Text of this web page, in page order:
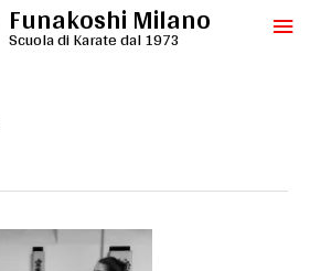
Funakoshi Milano
Scuola di Karate dal 1973